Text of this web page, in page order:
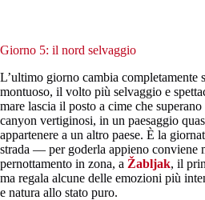
Giorno 5: il nord selvaggio
L’ultimo giorno cambia completamente
montuoso, il volto più selvaggio e
mare lascia il posto a cime che
canyon vertiginosi, in un paesaggio
appartenere a un altro paese. È la
strada — per goderla appieno conviene
pernottamento in zona, a Žabljak, il
ma regala alcune delle emozioni più
e natura allo stato puro.